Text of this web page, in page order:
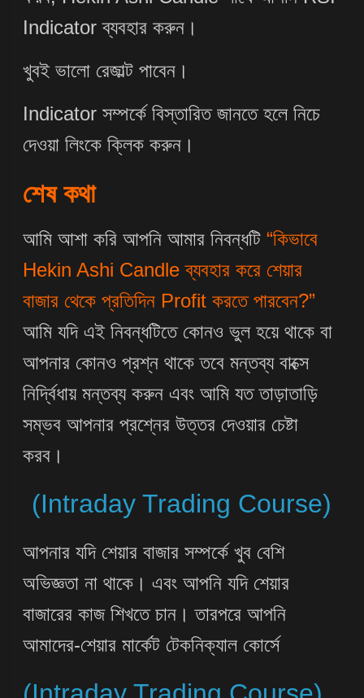
Indicator ব্যবহার করুন।
খুবই ভালো রেজাল্ট পাবেন।
Indicator সম্পর্কে বিস্তারিত জানতে হলে নিচে
দেওয়া লিংকে ক্লিক করুন।
শেষ কথা
আমি আশা করি আপনি আমার নিবন্ধটি “কিভাবে
Hekin Ashi Candle ব্যবহার করে শেয়ার
বাজার থেকে প্রতিদিন Profit করতে পারবেন?”
আমি যদি এই নিবন্ধটিতে কোনও ভুল হয়ে থাকে বা
আপনার কোনও প্রশ্ন থাকে তবে মন্তব্য বাক্সে
নির্দ্বিধায় মন্তব্য করুন এবং আমি যত তাড়াতাড়ি
সম্ভব আপনার প্রশ্নের উত্তর দেওয়ার চেষ্টা
করব।
(Intraday Trading Course)
আপনার যদি শেয়ার বাজার সম্পর্কে খুব বেশি
অভিজ্ঞতা না থাকে। এবং আপনি যদি শেয়ার
বাজারের কাজ শিখতে চান। তারপরে আপনি
আমাদের-শেয়ার মার্কেট টেকনিক্যাল কোর্সে